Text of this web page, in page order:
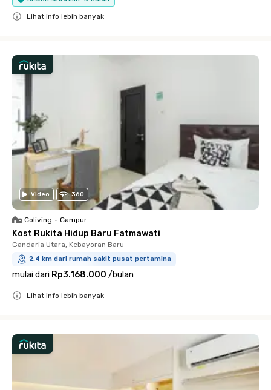
Lihat info lebih banyak
Video 360
Coliving • Campur
Kost Rukita Hidup Baru Fatmawati
Gandaria Utara, Kebayoran Baru
2.4 km dari rumah sakit pusat pertamina
mulai dari Rp3.168.000 /bulan
Lihat info lebih banyak